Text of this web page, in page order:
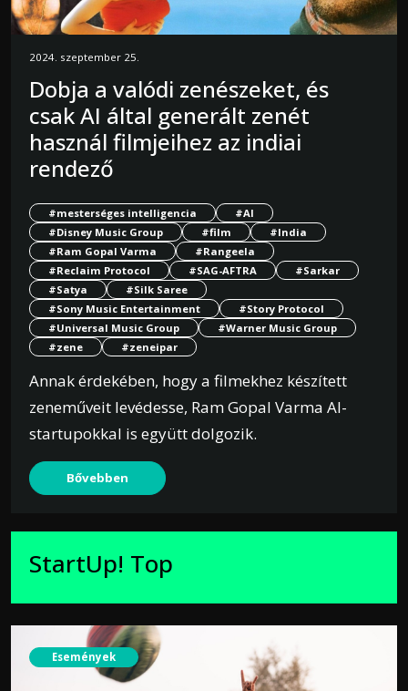
2024. szeptember 25.
Dobja a valódi zenészeket, és
csak AI által generált zenét
használ filmjeihez az indiai
rendező
#mesterséges intelligencia
#AI
#Disney Music Group
#film
#India
#Ram Gopal Varma
#Rangeela
#Reclaim Protocol
#SAG-AFTRA
#Sarkar
#Satya
#Silk Saree
#Sony Music Entertainment
#Story Protocol
#Universal Music Group
#Warner Music Group
#zene
#zeneipar
Annak érdekében, hogy a filmekhez készített
zeneműveit levédesse, Ram Gopal Varma AI-
startupokkal is együtt dolgozik.
Bővebben
StartUp! Top
Események